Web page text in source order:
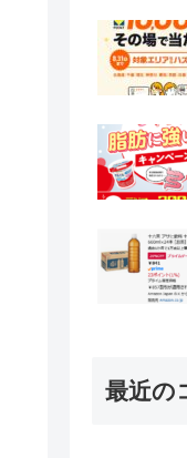
最近の